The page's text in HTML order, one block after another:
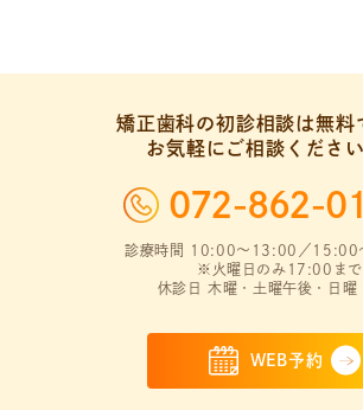
矯正歯科の初診相談は無料
お気軽にご相談ください
072-862-
診療時間 10:00～13:00／
※火曜日のみ17:00まで
休診日 木曜・土曜午後・日曜
WEB予約